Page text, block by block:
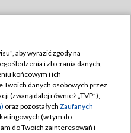
TVP
aby wyrazić zgody na
śledzenia i zbierania danych,
końcowym i ich
danych osobowych przez
(zwaną dalej również „TVP”),
oraz pozostałych Zaufanych
(w tym do
do Twoich zainteresowań i